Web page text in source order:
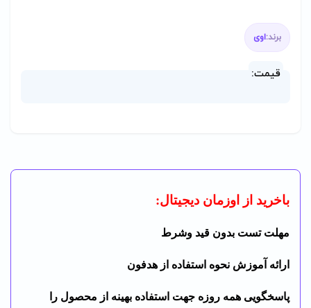
برند:اوی
قیمت:
باخرید از اوزمان دیجیتال:
مهلت تست بدون قید وشرط
ارائه آموزش نحوه استفاده از هدفون
پاسخگویی همه روزه جهت استفاده بهینه از محصول را